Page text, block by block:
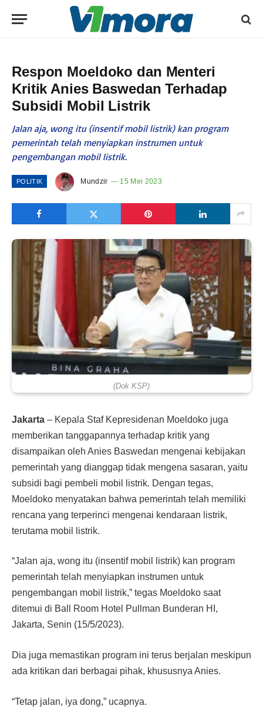
Respon Moeldoko dan Menteri
Kritik Anies Baswedan Terhadap
Subsidi Mobil Listrik
Jalan aja, wong itu (insentif mobil listrik) kan program
pemerintah telah menyiapkan instrumen untuk
pengembangan mobil listrik.
POLITIK Mundzir 15 Mei 2023
(Dok KSP)
Jakarta – Kepala Staf Kepresidenan Moeldoko juga
memberikan tanggapannya terhadap kritik yang
disampaikan oleh Anies Baswedan mengenai kebijakan
pemerintah yang dianggap tidak mengena sasaran, yaitu
subsidi bagi pembeli mobil listrik. Dengan tegas,
Moeldoko menyatakan bahwa pemerintah telah memiliki
rencana yang terperinci mengenai kendaraan listrik,
terutama mobil listrik.
“Jalan aja, wong itu (insentif mobil listrik) kan program
pemerintah telah menyiapkan instrumen untuk
pengembangan mobil listrik,” tegas Moeldoko saat
ditemui di Ball Room Hotel Pullman Bunderan HI,
Jakarta, Senin (15/5/2023).
Dia juga memastikan program ini terus berjalan meskipun
ada kritikan dari berbagai pihak, khususnya Anies.
“Tetap jalan, iya dong,” ucapnya.